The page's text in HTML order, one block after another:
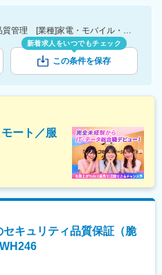
[職種]QAエンジニア・テスター-品質管理 [業種]家電・モバイル・ネットワーク機器・複写機・プリンタメーカー-メーカー（機械・電気）業界 [年収]400万円～
新着求人をいつでもチェック
この条件を保存
ート／服
セキュリティ品質保証（脆